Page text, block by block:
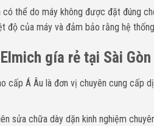
có thể do máy không được đặt đúng
độ của máy và đảm bảo rằng hệ
Elmich gía rẻ tại Sài Gòn
cấp Á Âu là đơn vị chuyên cung cấp
sửa chữa dày dặn kinh nghiệm